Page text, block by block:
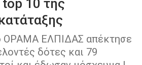
10 της
ΟΡΑΜΑ ΕΛΠΙΔΑΣ απέκτησε
δότες και 79